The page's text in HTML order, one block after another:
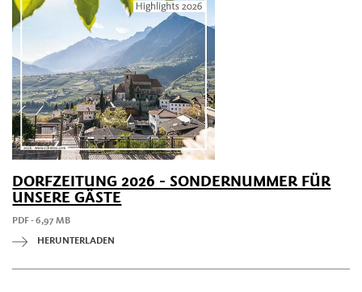
DORFZEITUNG 2026 - SONDERNUMMER FÜR
UNSERE GÄSTE
PDF - 6,97 MB
HERUNTERLADEN